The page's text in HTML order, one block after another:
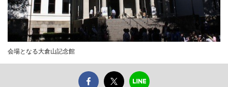
会場となる大倉山記念館